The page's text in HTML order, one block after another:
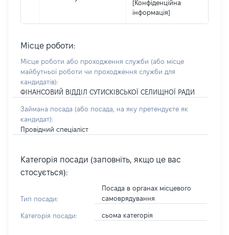
[Конфіденційна
інформація]
Місце роботи:
Місце роботи або проходження служби (або місце
майбутньої роботи чи проходження служби для
кандидатів):
ФІНАНСОВИЙ ВІДДІЛ СУТИСКІВСЬКОЇ СЕЛИЩНОЇ РАДИ
Займана посада (або посада, на яку претендуєте як
кандидат):
Провідний спеціаліст
Категорія посади (заповніть, якщо це вас
стосується):
Тип посади:
Посада в органах місцевого
самоврядування
Категорія посади: сьома категорія